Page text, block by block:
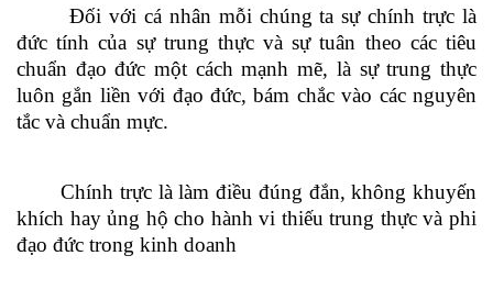
Đối với cá nhân mỗi chúng ta sự chính trực là
đức tính của sự trung thực và sự tuân theo các tiêu
chuẩn đạo đức một cách mạnh mẽ, là sự trung thực
luôn gắn liền với đạo đức, bám chắc vào các nguyên
tắc và chuẩn mực.
Chính trực là làm điều đúng đắn, không khuyến
khích hay ủng hộ cho hành vi thiếu trung thực và phi
đạo đức trong kinh doanh